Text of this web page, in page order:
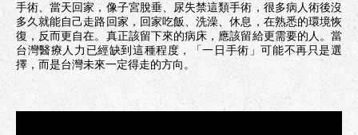
手術、當天回家，像子宮脫垂、尿失禁這類手術，很多病人術後沒
多久就能自己走路回家，回家吃飯、洗澡、休息，在熟悉的環境恢
復，反而更自在。真正該留下來的病床，應該留給更需要的人。當
台灣醫療人力已經缺到這種程度，「一日手術」可能不再只是選
擇，而是台灣未來一定得走的方向。